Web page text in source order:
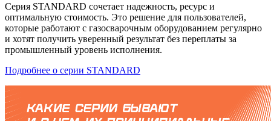
Серия STANDARD сочетает надежность, ресурс и
оптимальную стоимость. Это решение для пользователей,
которые работают с газосварочным оборудованием регулярно
и хотят получить уверенный результат без переплаты за
промышленный уровень исполнения.
Подробнее о серии STANDARD